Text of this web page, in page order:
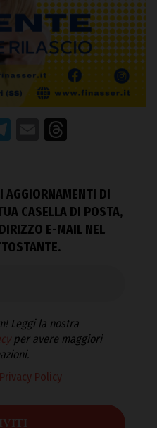
Telegram
Email
AGGIORNAMENTI DI
CASELLA DI POSTA,
E-MAIL NEL
Leggi la nostra
per avere maggiori
Privacy Policy